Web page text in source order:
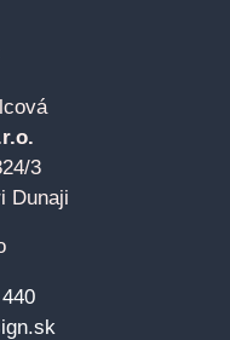
3
Dunaji